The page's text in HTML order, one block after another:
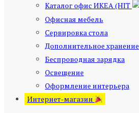
Каталог офис ИКЕА (HIT
Офисная мебель
Сервировка стола
Дополнительное хранение
Беспроводная зарядка
Освещение
Оформление интерьера
Интернет-магазин